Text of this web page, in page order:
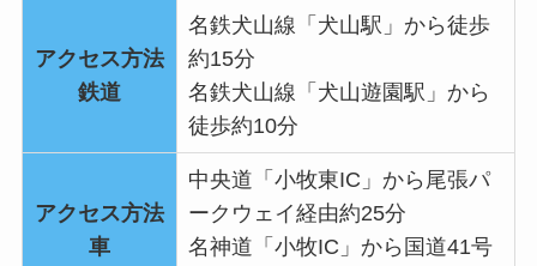
アクセス方法
鉄道
名鉄犬山線「犬山駅」から徒歩
約15分
名鉄犬山線「犬山遊園駅」から
徒歩約10分
アクセス方法
車
中央道「小牧東IC」から尾張パ
ークウェイ経由約25分
名神道「小牧IC」から国道41号